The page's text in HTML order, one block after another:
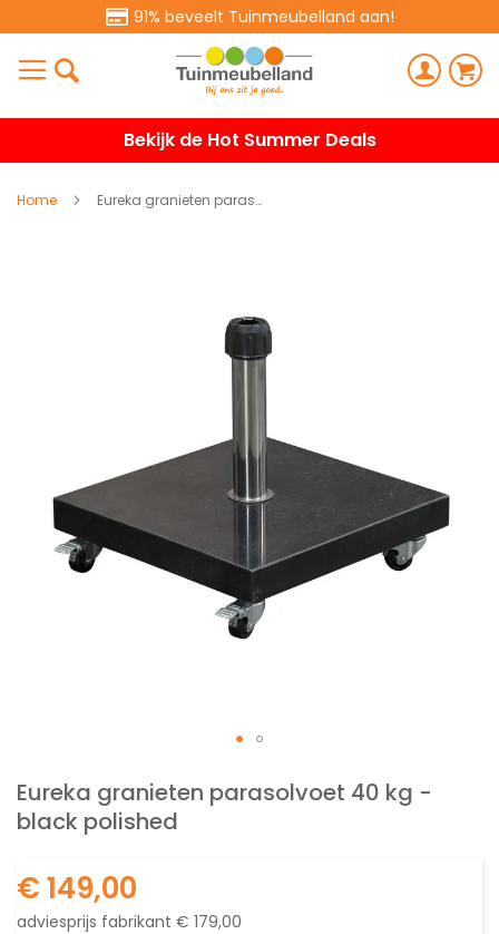
91% beveelt Tuinmeubelland aan!
Bekijk de Hot Summer Deals
Home Eureka granieten parasolvoet 40 kg - black polished
Eureka granieten parasolvoet 40 kg -
black polished
naar
het
begin
de
afbeeldingen-
gallerij
€ 149,00
adviesprijs fabrikant € 179,00